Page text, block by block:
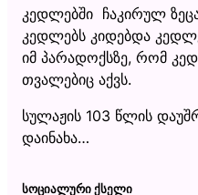
კედლებში ჩაკირულ
კედლებს კიდებდა
იმ პარადოქსზე, რომ
თვალებიც აქვს.
სულაჟის 103 წლის
დაინახა…
ᲡᲝᲪᲘᲐᲚᲣᲠᲘ ᲥᲡᲔᲚᲘ